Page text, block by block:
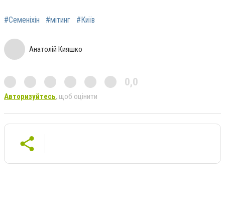
#Семеніхін #мітинг #Київ
Анатолій Кияшко
0,0
Авторизуйтесь, щоб оцінити